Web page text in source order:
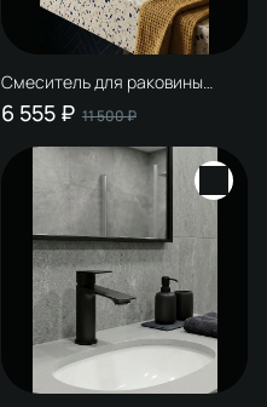
Смеситель для раковины
STWORKI Рандерс S19010GB
вороненая сталь
6 555 ₽ 11 500 ₽